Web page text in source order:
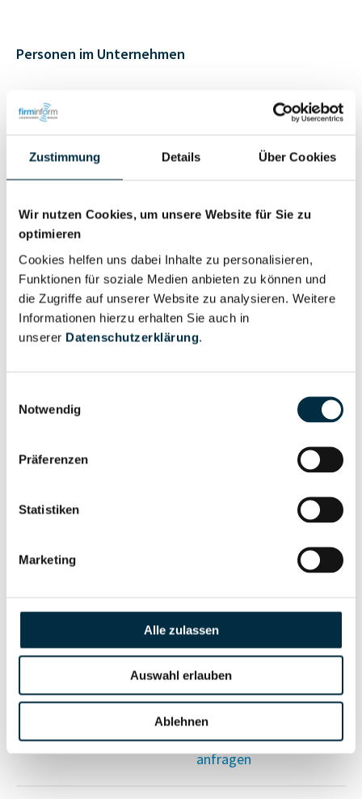
Zustimmung Details Über Cookies
Wir nutzen Cookies, um unsere Website für Sie zu
optimieren
Cookies helfen uns dabei Inhalte zu personalisieren,
Funktionen für soziale Medien anbieten zu können und
die Zugriffe auf unserer Website zu analysieren. Weitere
Informationen hierzu erhalten Sie auch in
unserer Datenschutzerklärung.
Notwendig
Präferenzen
Statistiken
Marketing
Alle zulassen
Auswahl erlauben
Ablehnen
Personen im Unternehmen
Geschäftsführer (1)
Für registrierte
Berechtigter
anfragen
Eigentums- und Kontrollstruktur
Unternehmensnetzwerk
Vollständiges
Unternehmensprofil
Wirtschaftlich
Vollständiges
Unternehmensprofil
Unternehmensprofil
anfragen